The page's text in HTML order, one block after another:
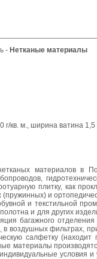
- Нетканые материалы
г/кв. м., ширина ватина
материалов в
плитку, как
и
и текстильной
и для других
багажного
фильтрах,
салфетку
материалы
условия